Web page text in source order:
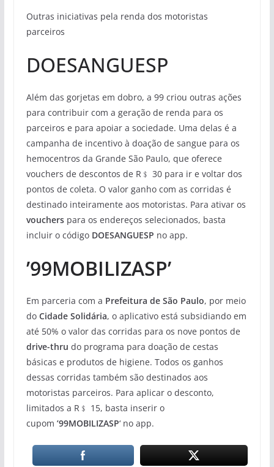
Outras iniciativas pela renda dos motoristas
parceiros
DOESANGUESP
Além das gorjetas em dobro, a 99 criou outras ações
para contribuir com a geração de renda para os
parceiros e para apoiar a sociedade. Uma delas é a
campanha de incentivo à doação de sangue para os
hemocentros da Grande São Paulo, que oferece
vouchers de descontos de R﹩ 30 para ir e voltar dos
pontos de coleta. O valor ganho com as corridas é
destinado inteiramente aos motoristas. Para ativar os
voucherspara os endereços selecionados, basta
incluir o código DOESANGUESP no app.
’99MOBILIZASP’
Em parceria com a Prefeitura de São Paulo, por meio
do Cidade Solidária, o aplicativo está subsidiando em
até 50% o valor das corridas para os nove pontos de
drive-thru do programa para doação de cestas
básicas e produtos de higiene. Todos os ganhos
dessas corridas também são destinados aos
motoristas parceiros. Para aplicar o desconto,
limitados a R﹩ 15, basta inserir o
cupom ’99MOBILIZASP‘ no app.